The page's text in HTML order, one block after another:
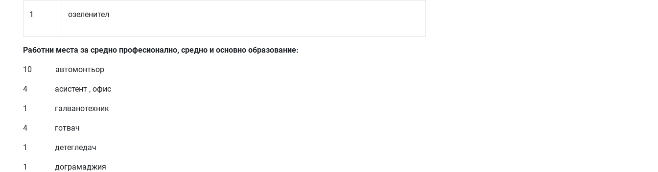
1 озеленител
Работни места за средно професионално, средно и основно образование:
10 автомонтьор
4 асистент , офис
1 галванотехник
4 готвач
1 детегледач
1 дограмаджия